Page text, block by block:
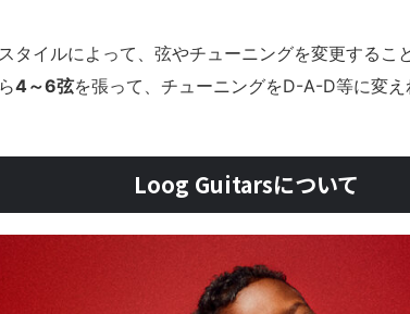
タイルによって、弦やチューニングを変更するこ
4～6弦を張って、チューニングをD-A-D等に変え
Loog Guitarsについて